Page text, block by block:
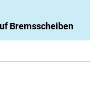
Bremsscheiben